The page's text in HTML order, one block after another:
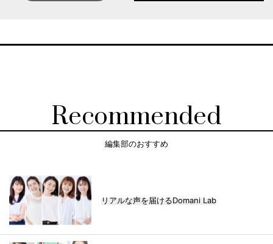
Recommended
編集部のおすすめ
リアルな声を届けるDomani Lab